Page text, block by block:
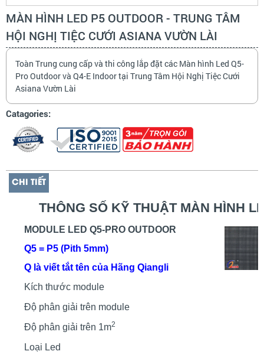
MÀN HÌNH LED P5 OUTDOOR - TRUNG TÂM
HỘI NGHỊ TIỆC CƯỚI ASIANA VƯỜN LÀI
Toàn Trung cung cấp và thi công lắp đặt các Màn hình Led Q5-
Pro Outdoor và Q4-E Indoor tại Trung Tâm Hội Nghị Tiệc Cưới
Asiana Vườn Lài
Catagories:
CHI TIẾT
THÔNG SỐ KỸ THUẬT MÀN HÌNH
MODULE LED Q5-PRO OUTDOOR
Q5 = P5 (Pith 5mm)
Q là viết tắt tên của Hãng Qiangli
Kích thước module
Độ phân giải trên module
Độ phân giải trên 1m2
Loại Led